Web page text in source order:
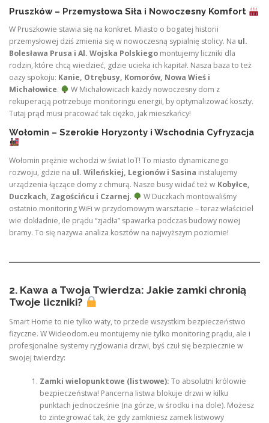
Pruszków – Przemysłowa Siła i Nowoczesny Komfort
W Pruszkowie stawia się na konkret. Miasto o bogatej historii
przemysłowej dziś zmienia się w nowoczesną sypialnię stolicy. Na ul.
Bolesława Prusa i Al. Wojska Polskiego montujemy liczniki dla
rodzin, które chcą wiedzieć, gdzie ucieka ich kapitał. Nasza baza to też
oazy spokoju: Kanie, Otrębusy, Komorów, Nowa Wieś i
Michałowice.
W Michałowicach każdy nowoczesny dom z
rekuperacją potrzebuje monitoringu energii, by optymalizować koszty.
Tutaj prąd musi pracować tak ciężko, jak mieszkańcy!
Wołomin – Szerokie Horyzonty i Wschodnia Cyfryzacja
Wołomin prężnie wchodzi w świat IoT! To miasto dynamicznego
rozwoju, gdzie na ul. Wileńskiej, Legionów i Sasina instalujemy
urządzenia łączące domy z chmurą. Nasze busy widać też w Kobyłce,
Duczkach, Zagościńcu i Czarnej.
W Duczkach montowaliśmy
ostatnio monitoring WiFi w przydomowym warsztacie – teraz właściciel
wie dokładnie, ile prądu “zjadła” spawarka podczas budowy nowej
bramy. To się nazywa analiza kosztów na najwyższym poziomie!
2. Kawa a Twoja Twierdza: Jakie zamki chronią
Twoje liczniki?
Smart Home to nie tylko waty, to przede wszystkim bezpieczeństwo
fizyczne. W Wideodom.eu montujemy nie tylko monitoring prądu, ale i
profesjonalne systemy ryglowania drzwi, byś czuł się bezpiecznie w
swojej twierdzy:
Zamki wielopunktowe (listwowe): To absolutni królowie
bezpieczeństwa! Pancerna listwa blokuje drzwi w kilku
punktach jednocześnie (na górze, w środku i na dole). Możesz
to zintegrować tak, że gdy zamkniesz zamek listwowy